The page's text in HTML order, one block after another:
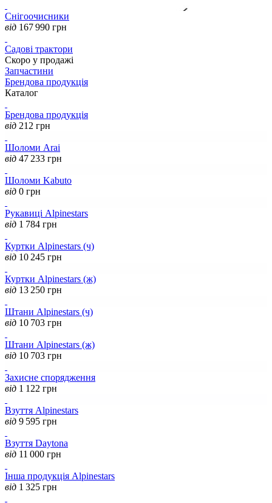
Снігоочисники
від 167 990 грн
Садові трактори
Скоро у продажі
Запчастини
Брендова продукція
Каталог
Брендова продукція
від 212 грн
Шоломи Arai
від 47 233 грн
Шоломи Kabuto
від 0 грн
Рукавиці Alpinestars
від 1 784 грн
Куртки Alpinestars (ч)
від 10 245 грн
Куртки Alpinestars (ж)
від 13 250 грн
Штани Alpinestars (ч)
від 10 703 грн
Штани Alpinestars (ж)
від 10 703 грн
Захисне спорядження
від 1 122 грн
Взуття Alpinestars
від 9 595 грн
Взуття Daytona
від 11 000 грн
Інша продукція Alpinestars
від 1 325 грн